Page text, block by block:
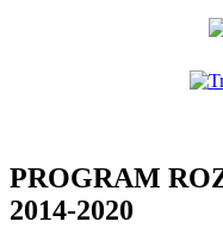
PROGRAM
2014-2020